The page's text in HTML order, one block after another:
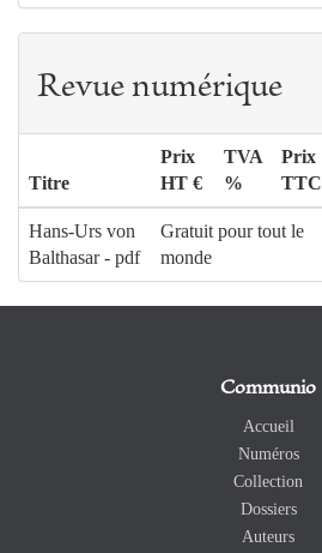
Revue numérique
Titre
Prix
HT €
TVA
%
Prix
TTC
Hans-Urs von
Balthasar - pdf
Gratuit pour tout le
monde
Communio
Accueil
Numéros
Collection
Dossiers
Auteurs